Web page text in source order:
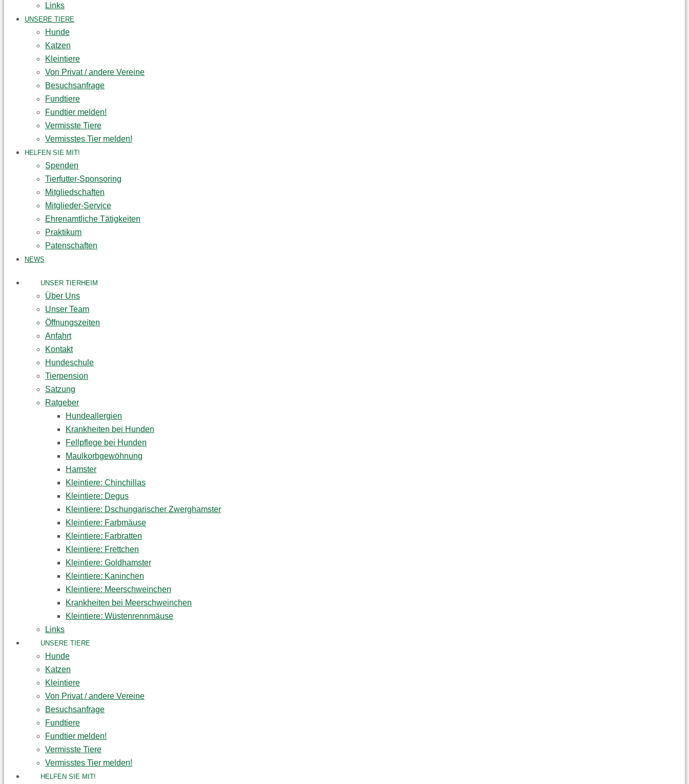
Links
UNSERE TIERE
Hunde
Katzen
Kleintiere
Von Privat / andere Vereine
Besuchsanfrage
Fundtiere
Fundtier melden!
Vermisste Tiere
Vermisstes Tier melden!
HELFEN SIE MIT!
Spenden
Tierfutter-Sponsoring
Mitgliedschaften
Mitglieder-Service
Ehrenamtliche Tätigkeiten
Praktikum
Patenschaften
NEWS
UNSER TIERHEIM
Über Uns
Unser Team
Öffnungszeiten
Anfahrt
Kontakt
Hundeschule
Tierpension
Satzung
Ratgeber
Hundeallergien
Krankheiten bei Hunden
Fellpflege bei Hunden
Maulkorbgewöhnung
Hamster
Kleintiere: Chinchillas
Kleintiere: Degus
Kleintiere: Dschungarischer Zwerghamster
Kleintiere: Farbmäuse
Kleintiere: Farbratten
Kleintiere: Frettchen
Kleintiere: Goldhamster
Kleintiere: Kaninchen
Kleintiere: Meerschweinchen
Krankheiten bei Meerschweinchen
Kleintiere: Wüstenrennmäuse
Links
UNSERE TIERE
Hunde
Katzen
Kleintiere
Von Privat / andere Vereine
Besuchsanfrage
Fundtiere
Fundtier melden!
Vermisste Tiere
Vermisstes Tier melden!
HELFEN SIE MIT!